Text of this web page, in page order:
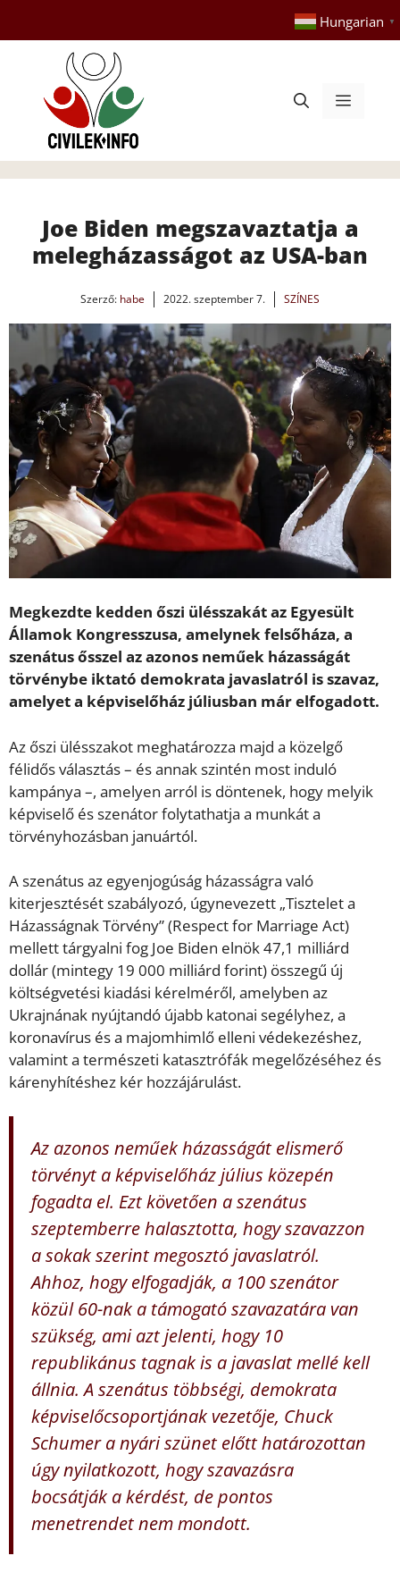
tartalomba
Hungarian ▼
Menü
Joe Biden megszavaztatja a
melegházasságot az USA-ban
Szerző: habe 2022. szeptember 7. SZÍNES
Megkezdte kedden őszi ülésszakát az Egyesült
Államok Kongresszusa, amelynek felsőháza, a
szenátus ősszel az azonos neműek házasságát
törvénybe iktató demokrata javaslatról is szavaz,
amelyet a képviselőház júliusban már elfogadott.
Az őszi ülésszakot meghatározza majd a közelgő
félidős választás – és annak szintén most induló
kampánya –, amelyen arról is döntenek, hogy melyik
képviselő és szenátor folytathatja a munkát a
törvényhozásban januártól.
A szenátus az egyenjogúság házasságra való
kiterjesztését szabályozó, úgynevezett „Tisztelet a
Házasságnak Törvény” (Respect for Marriage Act)
mellett tárgyalni fog Joe Biden elnök 47,1 milliárd
dollár (mintegy 19 000 milliárd forint) összegű új
költségvetési kiadási kérelméről, amelyben az
Ukrajnának nyújtandó újabb katonai segélyhez, a
koronavírus és a majomhimlő elleni védekezéshez,
valamint a természeti katasztrófák megelőzéséhez és
kárenyhítéshez kér hozzájárulást.
Az azonos neműek házasságát elismerő
törvényt a képviselőház július közepén
fogadta el. Ezt követően a szenátus
szeptemberre halasztotta, hogy szavazzon
a sokak szerint megosztó javaslatról.
Ahhoz, hogy elfogadják, a 100 szenátor
közül 60-nak a támogató szavazatára van
szükség, ami azt jelenti, hogy 10
republikánus tagnak is a javaslat mellé kell
állnia. A szenátus többségi, demokrata
képviselőcsoportjának vezetője, Chuck
Schumer a nyári szünet előtt határozottan
úgy nyilatkozott, hogy szavazásra
bocsátják a kérdést, de pontos
menetrendet nem mondott.